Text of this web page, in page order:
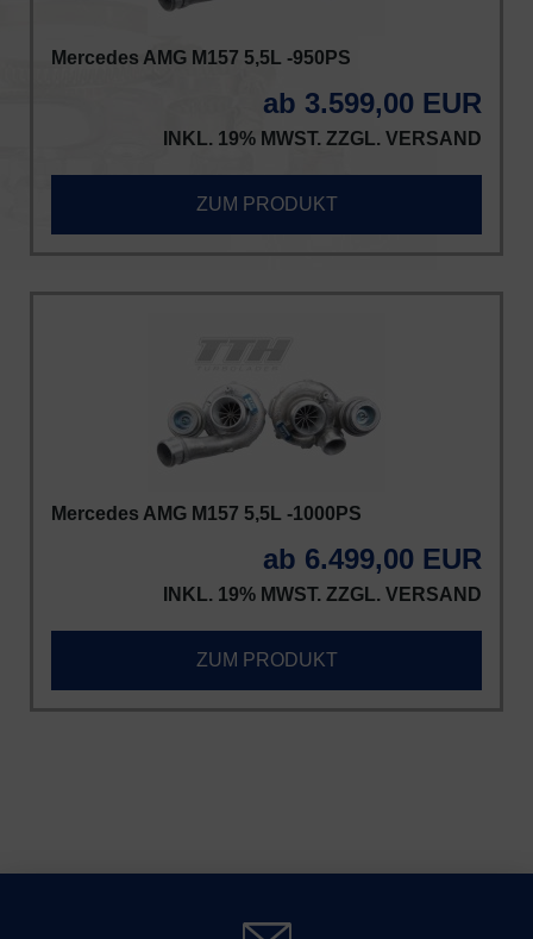
Mercedes AMG M157 5,5L -950PS
ab 3.599,00 EUR
INKL. 19% MWST. ZZGL. VERSAND
ZUM PRODUKT
Mercedes AMG M157 5,5L -1000PS
ab 6.499,00 EUR
INKL. 19% MWST. ZZGL. VERSAND
ZUM PRODUKT